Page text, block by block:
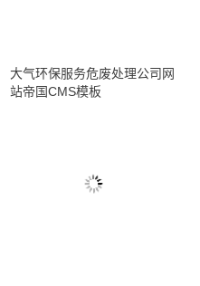
大气环保服务危废处理公司网
站帝国CMS模板